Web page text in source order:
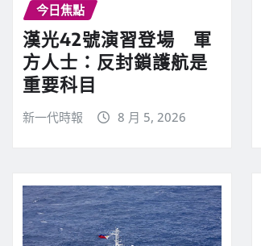
今日焦點
漢光42號演習登場 軍
方人士：反封鎖護航是
重要科目
新一代時報 8 月 5, 2026